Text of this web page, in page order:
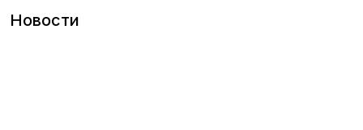
Новости